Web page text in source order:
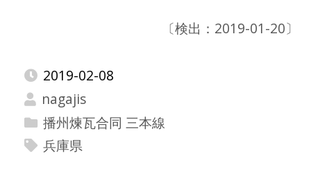
〔検出：2019-01-20〕
2019-02-08
nagajis
播州煉瓦合同 三本線
兵庫県